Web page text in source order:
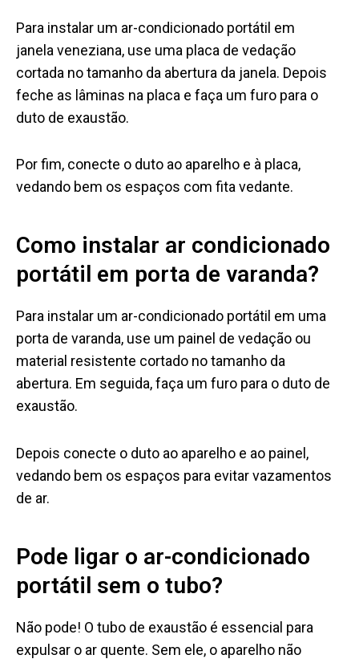
Para instalar um ar-condicionado portátil em
janela veneziana, use uma placa de vedação
cortada no tamanho da abertura da janela. Depois
feche as lâminas na placa e faça um furo para o
duto de exaustão.
Por fim, conecte o duto ao aparelho e à placa,
vedando bem os espaços com fita vedante.
Como instalar ar condicionado
portátil em porta de varanda?
Para instalar um ar-condicionado portátil em uma
porta de varanda, use um painel de vedação ou
material resistente cortado no tamanho da
abertura. Em seguida, faça um furo para o duto de
exaustão.
Depois conecte o duto ao aparelho e ao painel,
vedando bem os espaços para evitar vazamentos
de ar.
Pode ligar o ar-condicionado
portátil sem o tubo?
Não pode! O tubo de exaustão é essencial para
expulsar o ar quente. Sem ele, o aparelho não